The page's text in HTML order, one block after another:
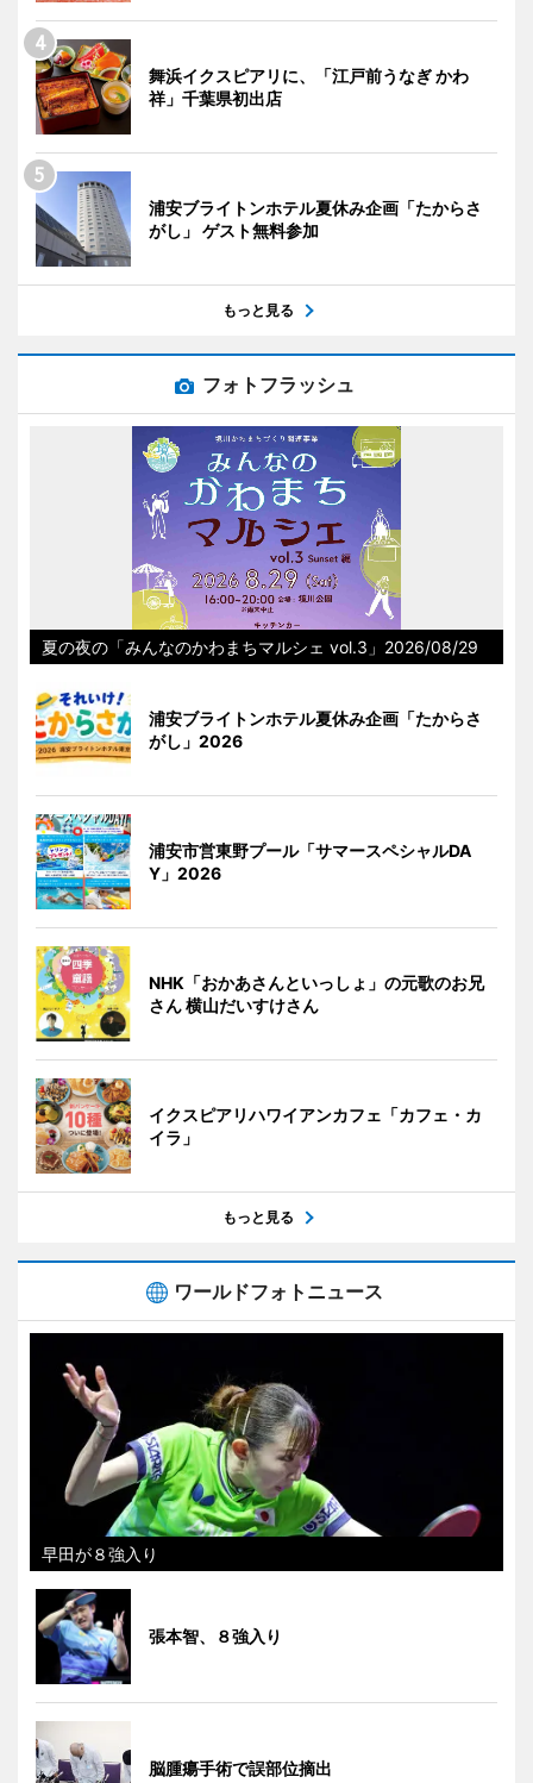
舞浜イクスピアリに、「江戸前うなぎ かわ
祥」千葉県初出店
浦安ブライトンホテル夏休み企画「たからさ
がし」 ゲスト無料参加
もっと見る
フォトフラッシュ
夏の夜の「みんなのかわまちマルシェ vol.3」2026/08/29
浦安ブライトンホテル夏休み企画「たからさ
がし」2026
浦安市営東野プール「サマースペシャルDA
Y」2026
NHK「おかあさんといっしょ」の元歌のお兄
さん 横山だいすけさん
イクスピアリハワイアンカフェ「カフェ・カ
イラ」
もっと見る
ワールドフォトニュース
早田が８強入り
張本智、８強入り
脳腫瘍手術で誤部位摘出